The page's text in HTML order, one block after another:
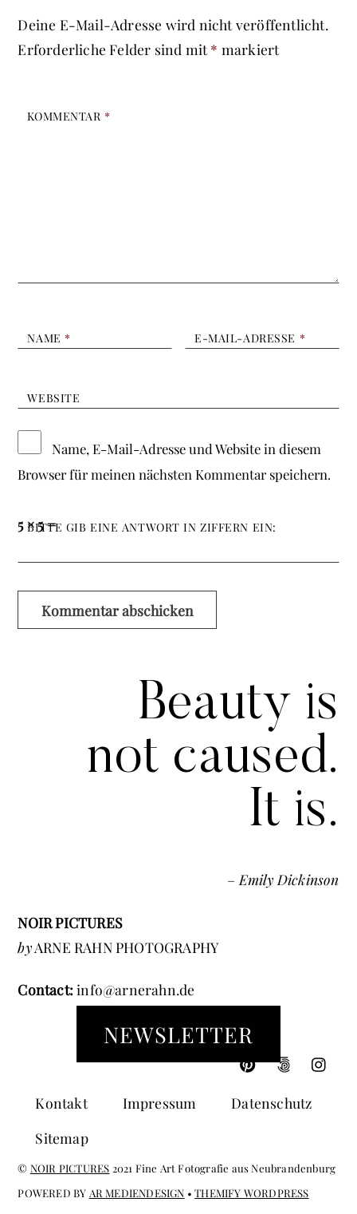
Deine E-Mail-Adresse wird nicht veröffentlicht.
Erforderliche Felder sind mit* markiert
KOMMENTAR *
NAME * E-MAIL-ADRESSE *
WEBSITE
Name, E-Mail-Adresse und Website in diesem
Browser für meinen nächsten Kommentar speichern.
BITTE GIB EINE ANTWORT IN ZIFFERN EIN:
5 × 5 =
Beauty is
not caused.
It is.
– Emily Dickinson
NOIR PICTURES
byARNE RAHN PHOTOGRAPHY
Contact:info@arnerahn.de
NEWSLETTER
Kontakt Impressum
Datenschutz
Sitemap
© NOIR PICTURES 2021 Fine Art Fotografie aus Neubrandenburg
POWERED BY AR MEDIENDESIGN •THEMIFY WORDPRESS